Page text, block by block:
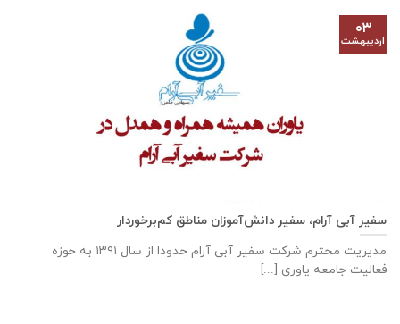
سفیر آبی آرام، سفیر دانش‌آموزان مناطق کم‌برخوردار
مدیریت محترم شرکت سفیر آبی آرام حدودا از سال ۱۳۹۱ به حوزه
فعالیت جامعه یاوری [...]
۰۳
اردیبهشت